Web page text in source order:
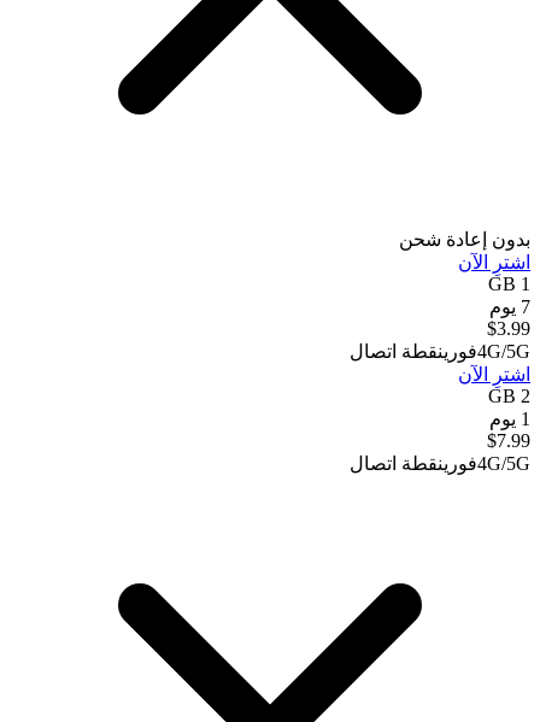
بدون إعادة شحن
اشترِ الآن
1 GB
7 يوم
$3.99
4G/5Gفورينقطة اتصال
اشترِ الآن
2 GB
1 يوم
$7.99
4G/5Gفورينقطة اتصال